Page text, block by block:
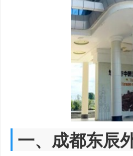
一、成都东辰